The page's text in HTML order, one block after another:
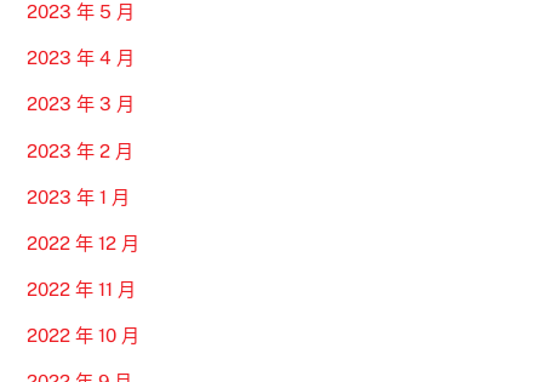
2023 年 5 月
2023 年 4 月
2023 年 3 月
2023 年 2 月
2023 年 1 月
2022 年 12 月
2022 年 11 月
2022 年 10 月